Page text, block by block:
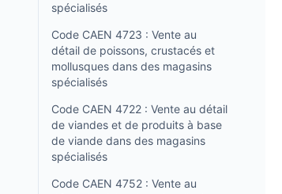
spécialisés
Code CAEN 4723 : Vente au
détail de poissons, crustacés et
mollusques dans des magasins
spécialisés
Code CAEN 4722 : Vente au détail
de viandes et de produits à base
de viande dans des magasins
spécialisés
Code CAEN 4752 : Vente au